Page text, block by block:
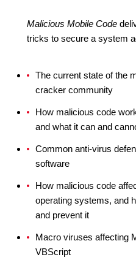
Malicious Mobile Code
tricks to secure a system
The current state of the
cracker community
How malicious code
and what it can and
Common anti-virus
software
How malicious code
operating systems, and
and prevent it
Macro viruses affecting
VBScript